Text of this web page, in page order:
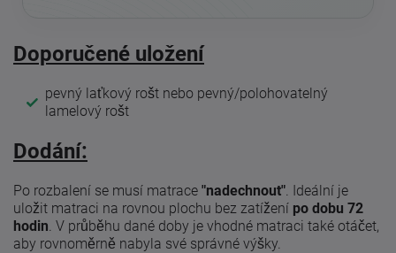
Doporučené uložení
pevný laťkový rošt nebo pevný/polohovatelný
lamelový rošt
Dodání:
Po rozbalení se musí matrace "nadechnout" . Ideální je
uložit matraci na rovnou plochu bez zatížení po dobu 72
hodin . V průběhu dané doby je vhodné matraci také otáčet,
aby rovnoměrně nabyla své správné výšky.